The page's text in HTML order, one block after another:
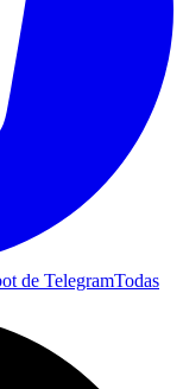
de TelegramTodas